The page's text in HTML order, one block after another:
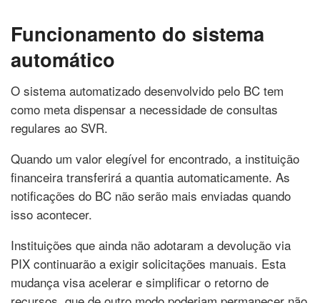
Funcionamento do sistema
automático
O sistema automatizado desenvolvido pelo BC tem
como meta dispensar a necessidade de consultas
regulares ao SVR.
Quando um valor elegível for encontrado, a instituição
financeira transferirá a quantia automaticamente. As
notificações do BC não serão mais enviadas quando
isso acontecer.
Instituições que ainda não adotaram a devolução via
PIX continuarão a exigir solicitações manuais. Esta
mudança visa acelerar e simplificar o retorno de